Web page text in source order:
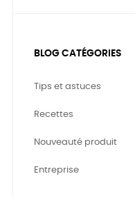
BLOG CATÉGORIES
Tips et astuces
Recettes
Nouveauté produit
Entreprise